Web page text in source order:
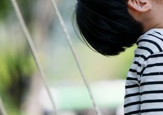
경보'
남부 케슘섬에서 두차
15% 관세, 120일 후 발
명